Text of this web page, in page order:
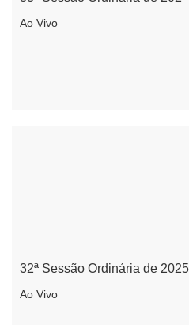
Ao Vivo
32ª Sessão Ordinária de 2025
Ao Vivo